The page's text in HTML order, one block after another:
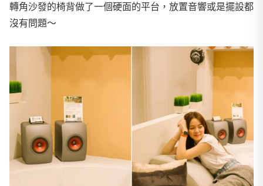
轉角沙發的椅背做了一個硬面的平台，放置音響或是擺設都
沒有問題～